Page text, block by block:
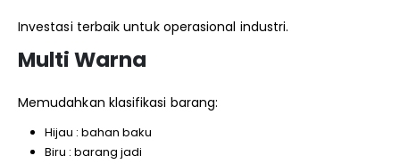
Investasi terbaik untuk operasional industri.
Multi Warna
Memudahkan klasifikasi barang:
Hijau : bahan baku
Biru : barang jadi